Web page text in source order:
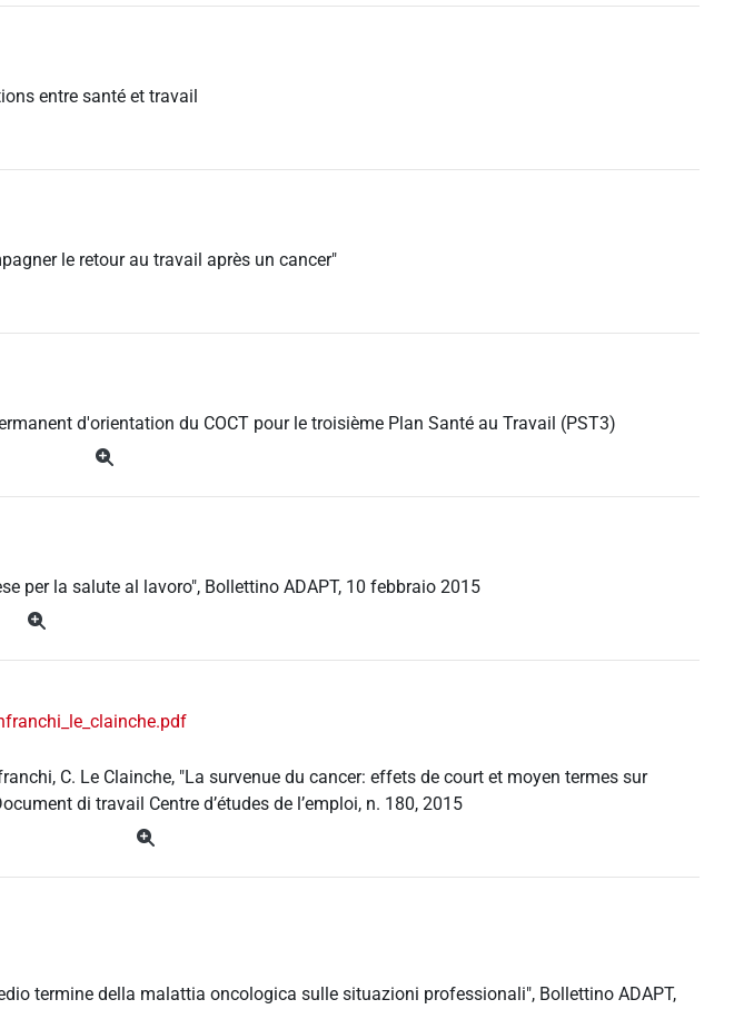
entre santé et travail
le retour au travail après un cancer"
d'orientation du COCT pour le troisième Plan Santé au Travail (PST3)
per la salute al lavoro", Bollettino ADAPT, 10 febbraio 2015
C. Le Clainche, "La survenue du cancer: effets de court et moyen termes sur
di travail Centre d’études de l’emploi, n. 180, 2015
termine della malattia oncologica sulle situazioni professionali", Bollettino ADAPT,